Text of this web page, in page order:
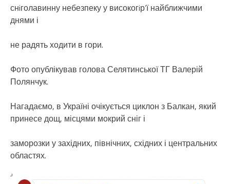
снiголавинну небезпеку у високогiр’ї найближчими
днями і
не радять ходити в гори.
Фото опублікував голова Селятинської ТГ Валерій
Полянчук.
Нагадаємо, в Україні очікується циклон з Балкан, який
принесе дощ, місцями мокрий сніг і
заморозки у західних, північних, східних і центральних
областях.